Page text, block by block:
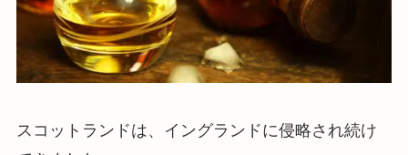
スコットランドは、イングランドに侵略され続け